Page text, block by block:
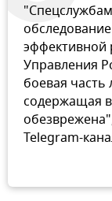
эффективной
Управления
боевая часть
содержащая
Telegram-